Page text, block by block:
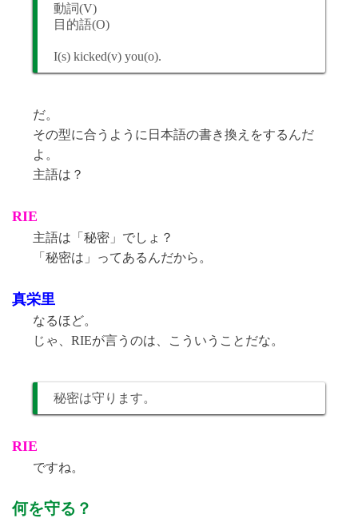
動詞(V)
目的語(O)
I(s) kicked(v) you(o).
だ。
その型に合うように日本語の書き換えをするんだ
よ。
主語は？
RIE
主語は「秘密」でしょ？
「秘密は」ってあるんだから。
真栄里
なるほど。
じゃ、RIEが言うのは、こういうことだな。
秘密は守ります。
RIE
ですね。
何を守る？